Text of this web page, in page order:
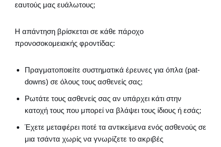
εαυτούς μας ευάλωτους;
Η απάντηση βρίσκεται σε κάθε πάροχο
προνοσοκομειακής φροντίδας:
Πραγματοποιείτε συστηματικά έρευνες για όπλα (pat-
downs) σε όλους τους ασθενείς σας;
Ρωτάτε τους ασθενείς σας αν υπάρχει κάτι στην
κατοχή τους που μπορεί να βλάψει τους ίδιους ή εσάς;
Έχετε μεταφέρει ποτέ τα αντικείμενα ενός ασθενούς σε
μια τσάντα χωρίς να γνωρίζετε το ακριβές